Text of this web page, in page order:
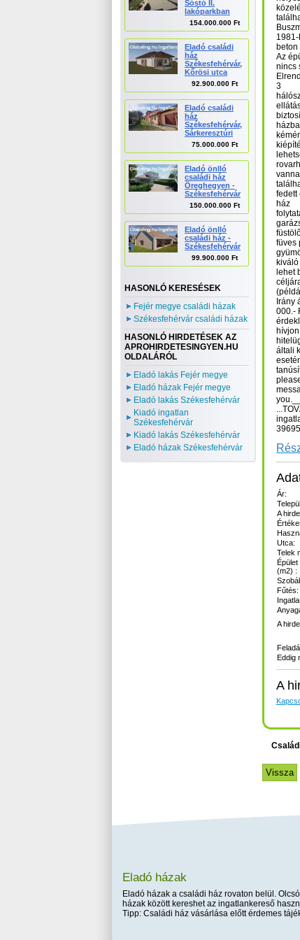
Sóstó II.
lakóparkban
154.000.000 Ft
Eladó családi
ház
Székesfehérvár,
Kőrösi utca
92.900.000 Ft
Eladó családi
ház
Székesfehérvár,
Sárkeresztúri
75.000.000 Ft
Eladó önlló
családi ház
Öreghegyen -
Székesfehérvár
150.000.000 Ft
Eladó önlló
családi ház -
Székesfehérvár
99.900.000 Ft
HASONLÓ KERESÉSEK
Fejér megye családi házak
Székesfehérvár családi házak
HASONLÓ HIRDETÉSEK AZ
APROHIRDETESINGYEN.HU
OLDALÁRÓL
Eladó lakás Fejér megye
Eladó házak Fejér megye
Eladó lakás Székesfehérvár
Kiadó ingatlan
Székesfehérvár
Kiadó lakás Székesfehérvár
Eladó házak Székesfehérvár
Az
nincs
3
fedett
ház
füves
lehet
Irány
000.-
általi
Ár:
A
Utca:
Telek
(m2) :
Fűtés:
A
Eddig
A
Eladó házak
Eladó házak a családi ház rovaton belül.
házak között kereshet az ingatlankereső
Tipp: Családi ház vásárlása előtt érdemes